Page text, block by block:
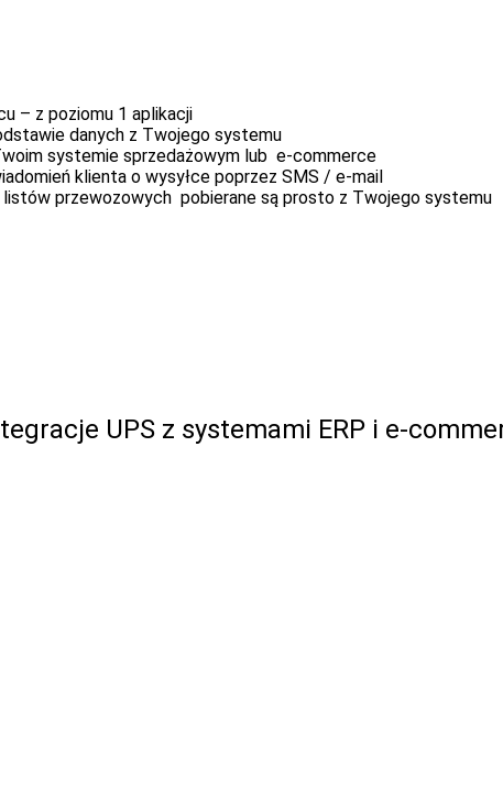
​– z poziomu​ 1 aplikacji
danych z Twojego systemu
systemie sprzedażowym lub e-commerce
klienta o wysyłce poprzez SMS / e-mail
listów przewozowych pobierane są prosto z Twojego systemu
UPS z systemami ERP i e-